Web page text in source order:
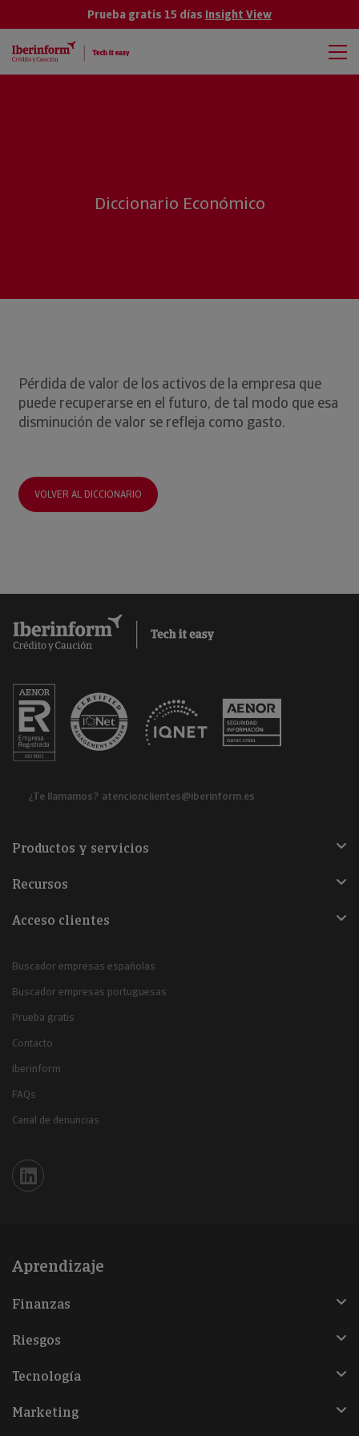
Prueba gratis 15 días Insight View
Diccionario Económico
Pérdida de valor de los activos de la empresa que
puede recuperarse en el futuro, de tal modo que esa
disminución de valor se refleja como gasto.
VOLVER AL DICCIONARIO
¿Te llamamos? atencionclientes@iberinform.es
Productos y servicios
Recursos
Acceso clientes
Buscador empresas españolas
Buscador empresas portuguesas
Prueba gratis
Contacto
Iberinform
FAQs
Canal de denuncias
Iberinform en Linkedin
Aprendizaje
Finanzas
Riesgos
Tecnología
Marketing